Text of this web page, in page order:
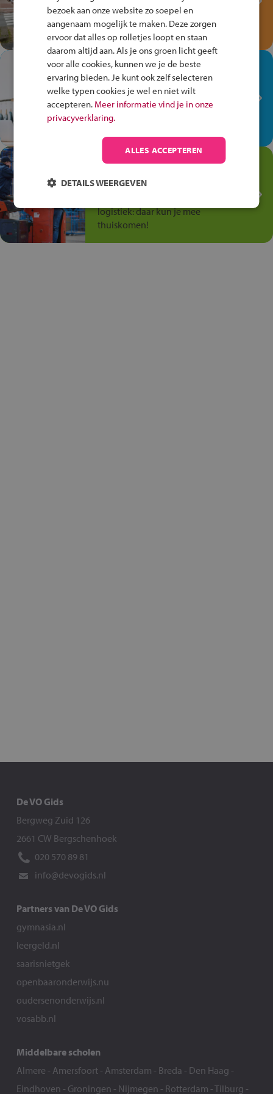
Speel het Fiets Veilig Verkeersspel
en win een Cortina-fiets!
In de winkel ben je op je
plek!
Ontdek via het vmbo jouw talent
op de winkelvloer, waar elke dag
Jouw talent in de
Transport en Logistiek
logistiek: daar kun je mee
thuiskomen!
De VO Gids
Bergweg Zuid 126
2661 CW Bergschenhoek
020 570 89 81
info@devogids.nl
Partners van De VO Gids
gymnasia.nl
leergeld.nl
saarisnietgek
openbaaronderwijs.nu
oudersenonderwijs.nl
vosabb.nl
Middelbare scholen
Almere - Amersfoort- Amsterdam - Breda - Den Haag -
Eindhoven - Groningen - Nijmegen - Rotterdam -Tilburg -
bezoek aan onze website zo soepel en
aangenaam mogelijk te maken. Deze zorgen
ervoor dat alles op rolletjes loopt en staan
daarom altijd aan. Als je ons groen licht geeft
voor alle cookies, kunnen we je de beste
ervaring bieden. Je kunt ook zelf selecteren
welke typen cookies je wel en niet wilt
accepteren. Meer informatie vind je in onze
privacyverklaring.
ALLES ACCEPTEREN
DETAILS WEERGEVEN